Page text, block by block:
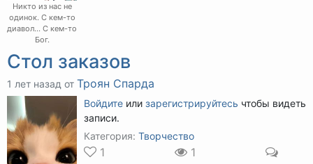
Никто из нас не
одинок. С кем-то
диавол... С кем-то
Бог.
Стол заказов
1 лет назад от Троян Спарда
Войдите или зарегистрируйтесь чтобы видеть
записи.
Категория: Творчество
1 1